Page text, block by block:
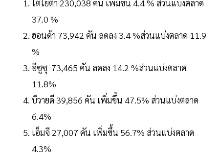
โตโยต้า 230,038 คัน เพิ่มขึ้น 4.4 % ส่วนแบ่งตลาด
37.0 %
ฮอนด้า 73,942 คัน ลดลง 3.4 %ส่วนแบ่งตลาด 11.9
%
อีซูซุ 73,465 คัน ลดลง 14.2 %ส่วนแบ่งตลาด
11.8%
บีวายดี 39,856 คัน เพิ่มขึ้น 47.5% ส่วนแบ่งตลาด
6.4%
เอ็มจี 27,007 คัน เพิ่มขึ้น 56.7% ส่วนแบ่งตลาด
4.3%